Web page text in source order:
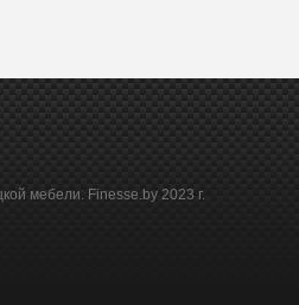
мебели. Finesse.by 2023 г.